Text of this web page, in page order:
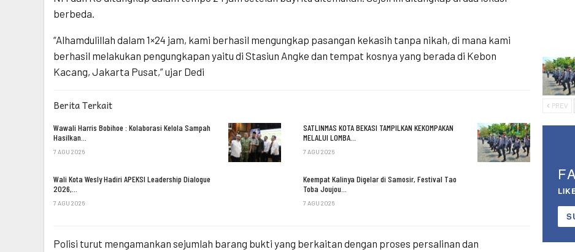
berbeda.
“Alhamdulillah dalam 1×24 jam, kami berhasil mengungkap pasangan kekasih tanpa nikah, di mana kami
berhasil melakukan pengungkapan yaitu di Stasiun Angke dan tempat kosnya yang berada di Kebon
Kacang, Jakarta Pusat,” ujar Dedi
Berita Terkait
Wawali Harris Bobihoe : Kolaborasi Kelola Sampah
Hasilkan…
7 AGU 2026
SATLINMAS KOTA BEKASI TAMPILKAN KEKOMPAKAN
MELALUI LOMBA…
7 AGU 2026
Wali Kota Wesly Hadiri APEKSI Leadership Dialogue
2026,…
7 AGU 2026
Keempat Kalinya Digelar di Samosir, Festival Tao
Toba Joujou…
7 AGU 2026
Polisi turut mengamankan sejumlah barang bukti yang berkaitan dengan proses persalinan dan
PREV